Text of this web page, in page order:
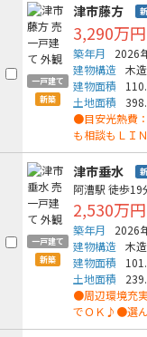
一戸建て
新築
津市藤方
3,290万円
築年月
2026
建物構造 木造
建物面積
土地面積
●目安光熱費
も相談もＬＩ
一戸建て
新築
津市垂水
阿漕駅 徒歩19
2,530万円
築年月
2026
建物構造 木造
建物面積
土地面積
●周辺環境充
でＯＫ♪●選ん